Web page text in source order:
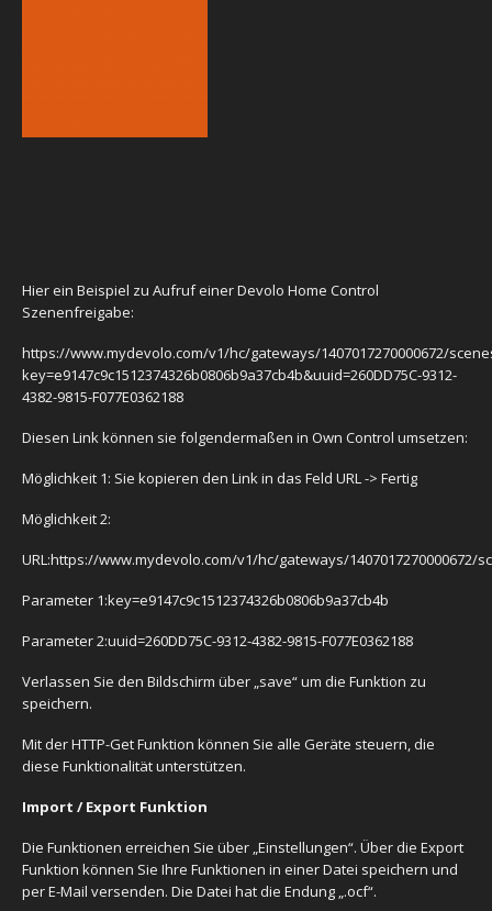
Hier ein Beispiel zu Aufruf einer Devolo Home Control
Szenenfreigabe:
https://www.mydevolo.com/v1/hc/gateways/1407017270000672/
key=e9147c9c1512374326b0806b9a37cb4b&uuid=260DD75C-9312-
4382-9815-F077E0362188
Diesen Link können sie folgendermaßen in Own Control umsetzen:
Möglichkeit 1: Sie kopieren den Link in das Feld URL -> Fertig
Möglichkeit 2:
URL:https://www.mydevolo.com/v1/hc/gateways/1407017270000672/
Parameter 1:key=e9147c9c1512374326b0806b9a37cb4b
Parameter 2:uuid=260DD75C-9312-4382-9815-F077E0362188
Verlassen Sie den Bildschirm über „save“ um die Funktion zu
speichern.
Mit der HTTP-Get Funktion können Sie alle Geräte steuern, die
diese Funktionalität unterstützen.
Import / Export Funktion
Die Funktionen erreichen Sie über „Einstellungen“. Über die Export
Funktion können Sie Ihre Funktionen in einer Datei speichern und
per E-Mail versenden. Die Datei hat die Endung „.ocf“.